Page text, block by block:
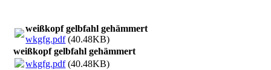
weißkopf gelbfahl gehämmert
wkgfg.pdf(40.48KB)
weißkopf gelbfahl gehämmert
wkgfg.pdf(40.48KB)